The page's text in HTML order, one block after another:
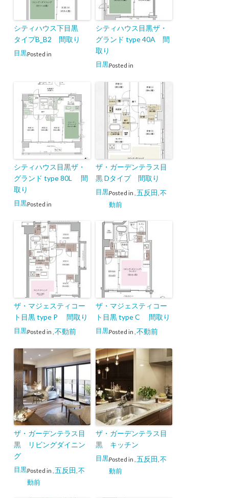
シティハウス下目黒
タイプB_B2 間取り
Posted in
目黒
シティハウス目黒ザ・
グランド type 40A 間
取り
Posted in
目黒
シティハウス目黒ザ・
グランド type 80L 間
取り
Posted in
目黒
ザ・ガーデンテラス目
黒 Dタイプ 間取り
Posted in
目黒 五反田 不
動前
ザ・マジェスティコー
ト目黒 type P 間取り
Posted in
目黒 不動前
ザ・マジェスティコー
ト目黒 type C 間取り
Posted in
目黒 不動前
ザ・ガーデンテラス目
黒 リビングダイニン
グ
Posted in
目黒 五反田 不
動前
ザ・ガーデンテラス目
黒 キッチン
Posted in
目黒 五反田 不
動前